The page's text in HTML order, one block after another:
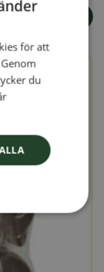
15kg + Fodertunna
FINNISH
DANISH
för att
du